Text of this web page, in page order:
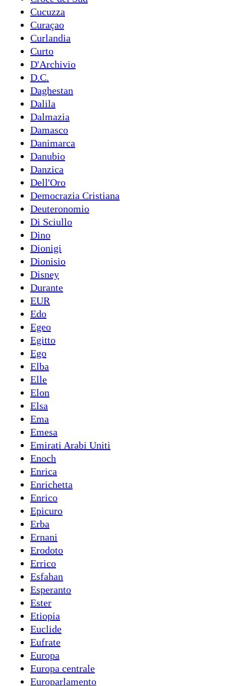
Cucuzza
Curaçao
Curlandia
Curto
D'Archivio
D.C.
Daghestan
Dalila
Dalmazia
Damasco
Danimarca
Danubio
Danzica
Dell'Oro
Democrazia Cristiana
Deuteronomio
Di Sciullo
Dino
Dionigi
Dionisio
Disney
Durante
EUR
Edo
Egeo
Egitto
Ego
Elba
Elle
Elon
Elsa
Ema
Emesa
Emirati Arabi Uniti
Enoch
Enrica
Enrichetta
Enrico
Epicuro
Erba
Ernani
Erodoto
Errico
Esfahan
Esperanto
Ester
Etiopia
Euclide
Eufrate
Europa
Europa centrale
Europarlamento